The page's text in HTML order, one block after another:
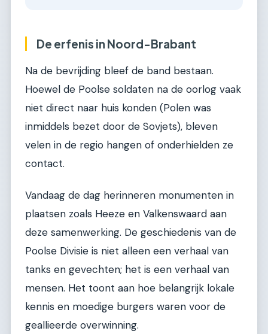
De erfenis in Noord-Brabant
Na de bevrijding bleef de band bestaan.
Hoewel de Poolse soldaten na de oorlog vaak
niet direct naar huis konden (Polen was
inmiddels bezet door de Sovjets), bleven
velen in de regio hangen of onderhielden ze
contact.
Vandaag de dag herinneren monumenten in
plaatsen zoals Heeze en Valkenswaard aan
deze samenwerking. De geschiedenis van de
Poolse Divisie is niet alleen een verhaal van
tanks en gevechten; het is een verhaal van
mensen. Het toont aan hoe belangrijk lokale
kennis en moedige burgers waren voor de
geallieerde overwinning.